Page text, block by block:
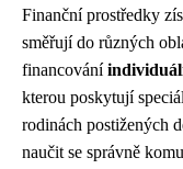
Finanční prostředky
směřují do různých
financování
kterou poskytují
rodinách postižených
naučit se správně